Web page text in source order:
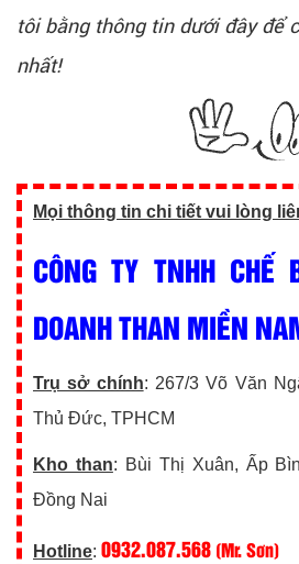
tôi bằng thông tin dưới đây để
nhất!
Mọi thông tin chi tiết vui lòng
CÔNG TY TNHH CHẾ
DOANH THAN MIỀN
Trụ sở chính: 267/3 Võ Văn
Thủ Đức, TPHCM
Kho than: Bùi Thị Xuân, Ấp
Đồng Nai
Hotline: 0932.087.568 (Mr. Sơn)